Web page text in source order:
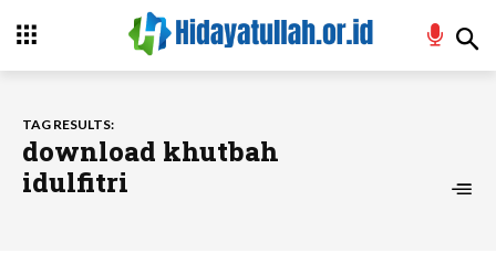
TAG RESULTS:
download khutbah
idulfitri